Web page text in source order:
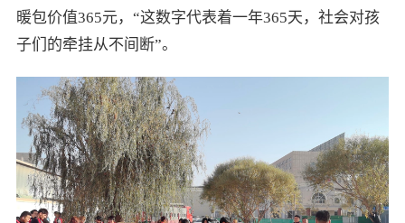
暖包价值365元，“这数字代表着一年365天，社会对孩
子们的牵挂从不间断”。